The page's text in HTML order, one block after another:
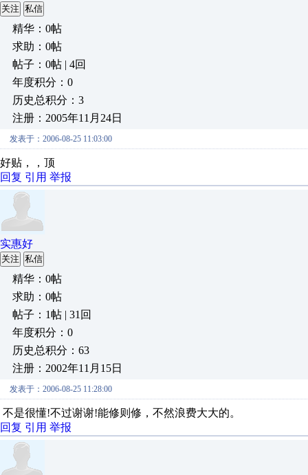
关注 私信
精华：0帖
求助：0帖
帖子：0帖 | 4回
年度积分：0
历史总积分：3
注册：2005年11月24日
发表于：2006-08-25 11:03:00
好贴，，顶
回复 引用 举报
实惠好
关注 私信
精华：0帖
求助：0帖
帖子：1帖 | 31回
年度积分：0
历史总积分：63
注册：2002年11月15日
发表于：2006-08-25 11:28:00
不是很懂!不过谢谢!能修则修，不然浪费大大的。
回复 引用 举报